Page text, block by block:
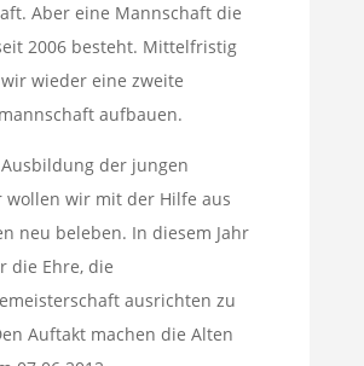
Aber eine Mannschaft die
2006 besteht. Mittelfristig
wieder eine zweite
aufbauen.
der jungen
wollen wir mit der Hilfe aus
neu beleben. In diesem Jahr
die Ehre, die
ausrichten zu
Auftakt machen die Alten